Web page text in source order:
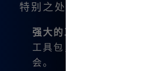
特别之处
强大的工具包
：
工具包，即使我对绘画没
会。